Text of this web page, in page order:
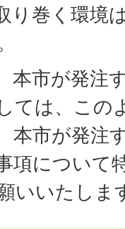
り巻く環境
市が発注
ては、この
本市が発注
項について
いいたしま